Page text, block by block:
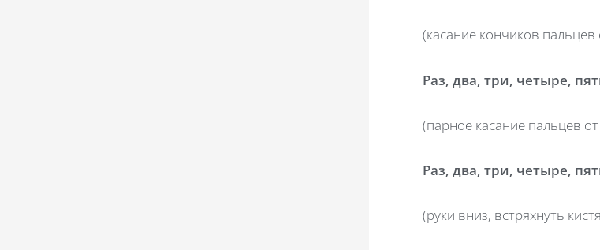
(касание кончиков пальцев
Раз, два, три, четыре,
(парное касание пальцев
Раз, два, три, четыре,
(руки вниз, встряхнуть